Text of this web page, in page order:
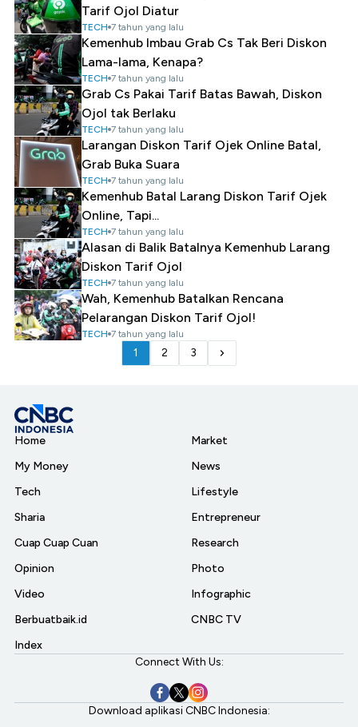
Tarif Ojol Diatur
TECH 7 tahun yang lalu
Kemenhub Imbau Grab Cs Tak Beri Diskon
Lama-lama, Kenapa?
TECH 7 tahun yang lalu
Grab Cs Pakai Tarif Batas Bawah, Diskon
Ojol tak Berlaku
TECH 7 tahun yang lalu
Larangan Diskon Tarif Ojek Online Batal,
Grab Buka Suara
TECH 7 tahun yang lalu
Kemenhub Batal Larang Diskon Tarif Ojek
Online, Tapi...
TECH 7 tahun yang lalu
Alasan di Balik Batalnya Kemenhub Larang
Diskon Tarif Ojol
TECH 7 tahun yang lalu
Wah, Kemenhub Batalkan Rencana
Pelarangan Diskon Tarif Ojol!
TECH 7 tahun yang lalu
1 2 3
Home
My Money
Tech
Sharia
Cuap Cuap Cuan
Opinion
Video
Berbuatbaik.id
Index
Market
News
Lifestyle
Entrepreneur
Research
Photo
Infographic
CNBC TV
Connect With Us:
Download aplikasi CNBC Indonesia: